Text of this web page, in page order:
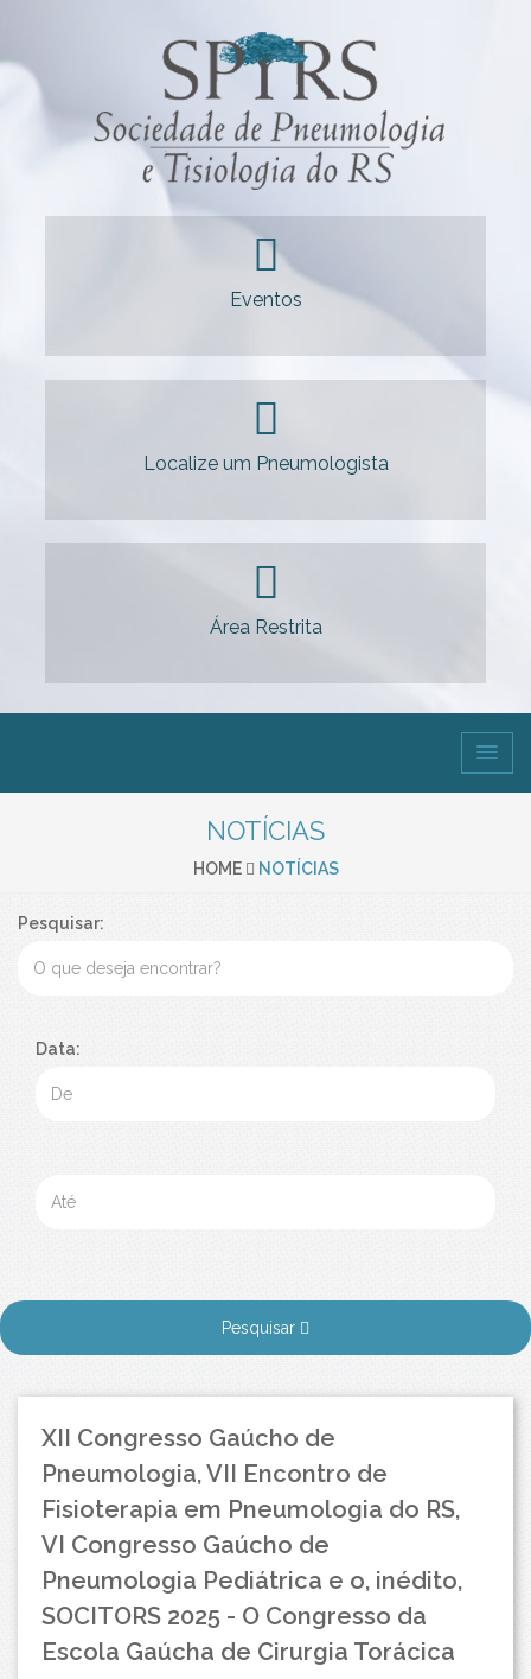
Eventos
Localize um Pneumologista
Área Restrita
NOTÍCIAS
HOME NOTÍCIAS
Pesquisar:
Data:
Pesquisar
XII Congresso Gaúcho de
Pneumologia, VII Encontro de
Fisioterapia em Pneumologia do RS,
VI Congresso Gaúcho de
Pneumologia Pediátrica e o, inédito,
SOCITORS 2025 - O Congresso da
Escola Gaúcha de Cirurgia Torácica